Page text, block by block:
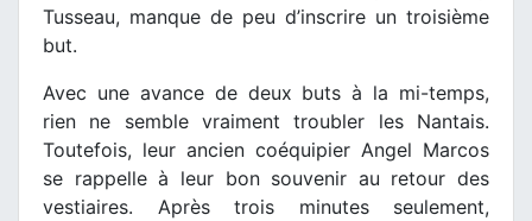
Tusseau, manque de peu d’inscrire un troisième
but.
Avec une avance de deux buts à la mi-temps,
rien ne semble vraiment troubler les Nantais.
Toutefois, leur ancien coéquipier Angel Marcos
se rappelle à leur bon souvenir au retour des
vestiaires. Après trois minutes seulement,